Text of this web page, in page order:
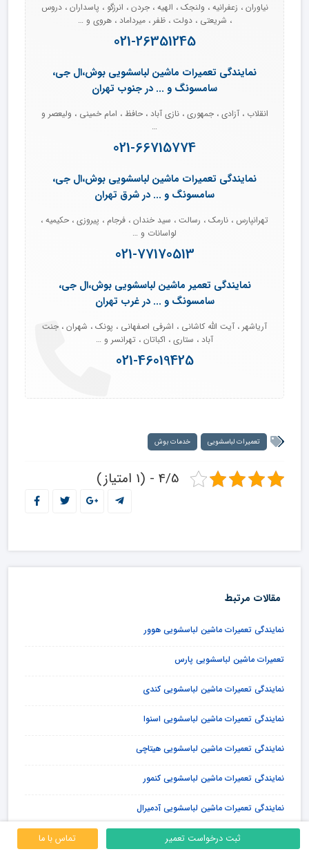
ثبت درخواست تعمیر تماس با ما
نیاوران ، زعفرانیه ، ولنجک ، الهیه ، جردن ، انرزگو ، پاسداران ، دروس
، شریعتی ، دولت ، ظفر ، میرداماد ، هروی و …
021-26351245
نمایندگی تعمیرات ماشین لباسشویی بوش،ال جی،
سامسونگ و ... در جنوب تهران
انقلاب ، آزادی ، جمهوری ، نازی آباد ، حافظ ، امام خمینی ، ولیعصر و
…
021-66715774
نمایندگی تعمیرات ماشین لباسشویی بوش،ال جی،
سامسونگ و ... در شرق تهران
تهرانپارس ، نارمک ، رسالت ، سید خندان ، فرجام ، پیروزی ، حکیمیه ،
لواسانات و …
021-77170513
نمایندگی تعمیر ماشین لباسشویی بوش،ال جی،
سامسونگ و ... در غرب تهران
آریاشهر ، آیت الله کاشانی ، اشرفی اصفهانی ، پونک ، شهران ، جنت
آباد ، ستاری ، اکباتان ، تهرانسر و …
021-46019425
تعمیرات لباسشویی خدمات بوش
4/5 - (1 امتیاز)
مقالات مرتبط
نمایندگی تعمیرات ماشین لباسشویی هوور
تعمیرات ماشین لباسشویی پارس
نمایندگی تعمیرات ماشین لباسشویی کندی
نمایندگی تعمیرات ماشین لباسشویی اسنوا
نمایندگی تعمیرات ماشین لباسشویی هیتاچی
نمایندگی تعمیرات ماشین لباسشویی کنمور
نمایندگی تعمیرات ماشین لباسشویی آدمیرال
تعمیرات ماشین لباسشویی دونار